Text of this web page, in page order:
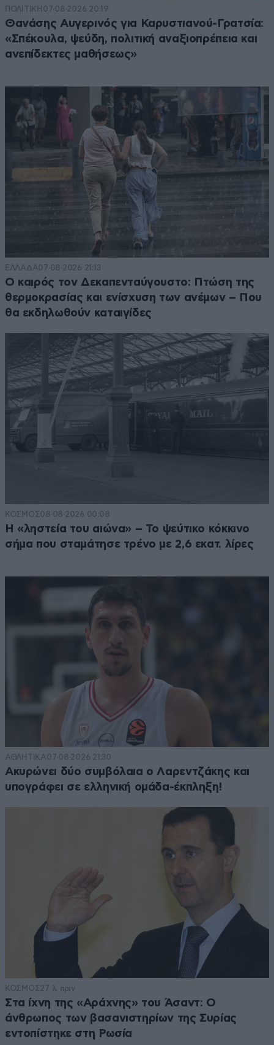
ΠΟΛΙΤΙΚΗ 07·08·2026 20:19
Θανάσης Αυγερινός για Καρυστιανού-Γρατσία:
«Σπέκουλα, ψεύδη, πολιτική αναξιοπρέπεια και
ανεπίδεκτες μαθήσεως»
ΕΛΛΑΔΑ07·08·2026 21:13
Ο καιρός τον Δεκαπενταύγουστο: Πτώση της
θερμοκρασίας και ενίσχυση των ανέμων – Που
θα εκδηλωθούν καταιγίδες
ΚΟΣΜΟΣ08·08·2026 00:08
Η «ληστεία του αιώνα» – Το ψεύτικο κόκκινο
σήμα που σταμάτησε τρένο με 2,6 εκατ. λίρες
ΑΘΛΗΤΙΚΑ07·08·2026 21:30
Ακυρώνει δύο συμβόλαια ο Λαρεντζάκης και
υπογράφει σε ελληνική ομάδα-έκπληξη!
ΚΟΣΜΟΣ27 λ. πριν
Στα ίχνη της «Αράχνης» του Άσαντ: Ο
άνθρωπος των βασανιστηρίων της Συρίας
εντοπίστηκε στη Ρωσία